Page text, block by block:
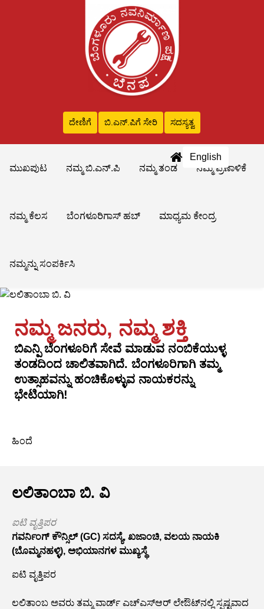
ದೇಣಿಗೆ ಬಿ.ಎನ್‌.ಪಿಗೆ ಸೇರಿ ಸದಸ್ಯತ್ವ
English
ಮುಖಪುಟ
ನಮ್ಮ ಬಿ.ಎನ್.ಪಿ ನಮ್ಮ ತಂಡ ನಮ್ಮ ಪ್ರಣಾಳಿಕೆ
ನಮ್ಮ ಕೆಲಸ ಬೆಂಗಳೂರಿಗಾಸ್ ಹಬ್ ಮಾಧ್ಯಮ ಕೇಂದ್ರ
ನಮ್ಮನ್ನು ಸಂಪರ್ಕಿಸಿ
ನಮ್ಮ ಜನರು, ನಮ್ಮ ಶಕ್ತಿ
ಬಿಎನ್ಪಿ ಬೆಂಗಳೂರಿಗೆ ಸೇವೆ ಮಾಡುವ ನಂಬಿಕೆಯುಳ್ಳ
ತಂಡದಿಂದ ಚಾಲಿತವಾಗಿದೆ. ಬೆಂಗಳೂರಿಗಾಗಿ ತಮ್ಮ
ಉತ್ಸಾಹವನ್ನು ಹಂಚಿಕೊಳ್ಳುವ ನಾಯಕರನ್ನು
ಭೇಟಿಯಾಗಿ!
ಹಿಂದೆ
ಲಲಿತಾಂಬಾ ಬಿ. ವಿ
ಐಟಿ ವೃತ್ತಿಪರ
ಗವರ್ನಿಂಗ್ ಕೌನ್ಸಿಲ್ (GC) ಸದಸ್ಯೆ, ಖಜಾಂಚಿ, ವಲಯ ನಾಯಕಿ
(ಬೊಮ್ಮನಹಳ್ಳಿ), ಅಭಿಯಾನಗಳ ಮುಖ್ಯಸ್ಥೆ
ಐಟಿ ವೃತ್ತಿಪರ
ಲಲಿತಾಂಬ ಅವರು ತಮ್ಮ ವಾರ್ಡ್ ಎಚ್‌ಎಸ್‌ಆರ್ ಲೇಔಟ್‌ನಲ್ಲಿ ಸ್ಪಷ್ಟವಾದ